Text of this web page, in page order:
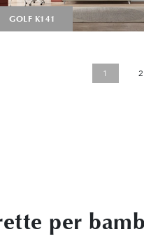
GOLF K141
1 2
per